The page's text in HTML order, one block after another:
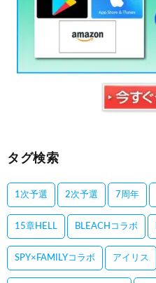
タグ検索
1次予選 2次予選 7周年
15章HELL BLEACHコラボ
SPY×FAMILYコラボ アイリス